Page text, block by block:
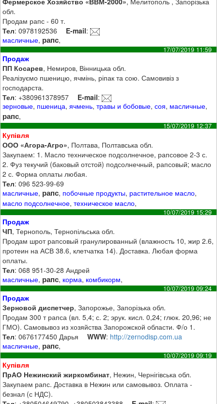
обл.
Продам рапс - 60 т.
Тел: 0978192536 E-mail:
масличные, рапс,
17/07/2019 11:59
Продаж
ПП Косарев, Немиров, Вінницька обл.
Реалізуємо пшеницю, ячмінь, ріпак та сою. Самовивіз з
господарста.
Тел: +380961378957 E-mail:
зерновые, пшеница,ячмень,травы и бобовые,соя, масличные,
рапс,
15/07/2019 12:37
Купівля
ООО «Агора-Агро», Полтава, Полтавська обл.
Закупаем: 1. Масло техническое подсолнечное, рапсовое 2-3 с.
2. Фуз текучий (баковый отстой) подсолнечный, рапсовый; масло
2 с. Форма оплаты любая.
Тел: 096 523-99-69
масличные, рапс, побочные продукты, растительное масло,
масло подсолнечное,техническое масло,
10/07/2019 15:29
Продаж
ЧП, Тернополь, Тернопільська обл.
Продам шрот рапсовый гранулированный (влажность 10, жир 2.6,
протеин на АСВ 38.6, клетчатка 14). Доставка. Любая форма
оплаты.
Тел: 068 951-30-28 Андрей
масличные, рапс, корма, комбикорм,
10/07/2019 09:24
Продаж
Зерновой диспетчер, Запорожье, Запорізька обл.
Продам 300 т рапса (вл. 5,4; с. 2; эрук. кисл. 0,24; глюк. 20,96; не
ГМО). Самовывоз из хозяйства Запорожской области. Ф/о 1.
Тел: 0676177450 Дарья WWW: http://zernodisp.com.ua
масличные, рапс,
10/07/2019 09:19
Купівля
ПрАО Нежинский жиркомбинат, Нежин, Чернігівська обл.
Закупаем рапс. Доставка в Нежин или самовывоз. Оплата -
безнал (с НДС).